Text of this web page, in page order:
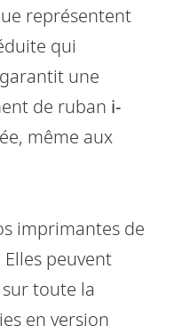
représentent
qui
une
de ruban i-
même aux
imprimantes de
peuvent
toute la
en version